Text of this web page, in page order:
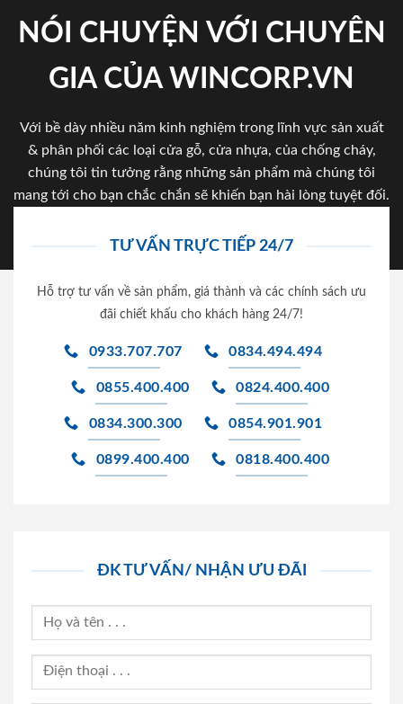
NÓI CHUYỆN VỚI CHUYÊN
GIA CỦA WINCORP.VN
Với bề dày nhiều năm kinh nghiệm trong lĩnh vực sản xuất
& phân phối các loại cửa gỗ, cửa nhựa, của chống cháy,
chúng tôi tin tưởng rằng những sản phẩm mà chúng tôi
mang tới cho bạn chắc chắn sẽ khiến bạn hài lòng tuyệt đối.
TƯ VẤN TRỰC TIẾP 24/7
Hỗ trợ tư vấn về sản phẩm, giá thành và các chính sách ưu
đãi chiết khấu cho khách hàng 24/7!
0933.707.707 0834.494.494
0855.400.400 0824.400.400
0834.300.300 0854.901.901
0899.400.400 0818.400.400
ĐK TƯ VẤN/ NHẬN ƯU ĐÃI